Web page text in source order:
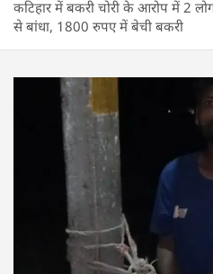
कटिहार में बकरी चोरी के आरोप में 2
से बांधा, 1800 रुपए में बेची बकरी